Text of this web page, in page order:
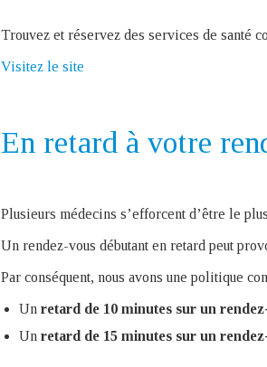
Trouvez et réservez des services de santé
Visitez le site
En retard à votre
Plusieurs médecins s’efforcent d’être le
Un rendez-vous débutant en retard peut
Par conséquent, nous avons une politique
Un retard de 10 minutes sur un
Un retard de 15 minutes sur un